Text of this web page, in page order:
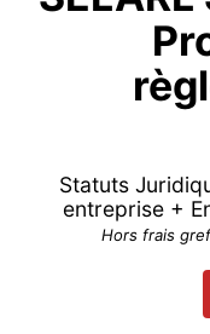
Statuts
entreprise +
Hors frais